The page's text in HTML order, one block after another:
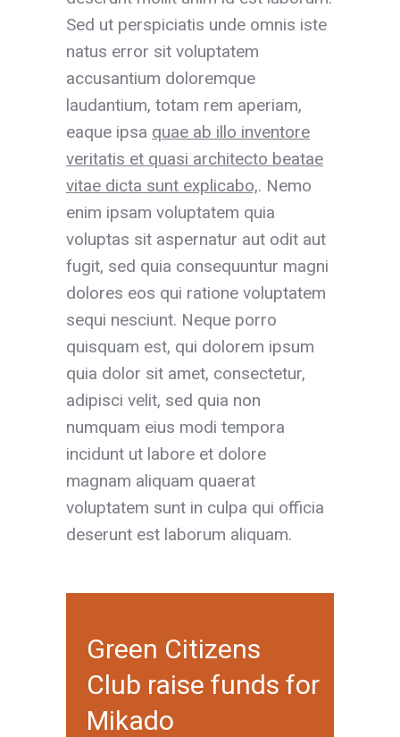
Sed ut perspiciatis unde omnis iste
natus error sit voluptatem
accusantium doloremque
laudantium, totam rem aperiam,
eaque ipsa quae ab illo inventore
veritatis et quasi architecto beatae
vitae dicta sunt explicabo,. Nemo
enim ipsam voluptatem quia
voluptas sit aspernatur aut odit aut
fugit, sed quia consequuntur magni
dolores eos qui ratione voluptatem
sequi nesciunt. Neque porro
quisquam est, qui dolorem ipsum
quia dolor sit amet, consectetur,
adipisci velit, sed quia non
numquam eius modi tempora
incidunt ut labore et dolore
magnam aliquam quaerat
voluptatem sunt in culpa qui officia
deserunt est laborum aliquam.
Green Citizens
Club raise funds for
Mikado